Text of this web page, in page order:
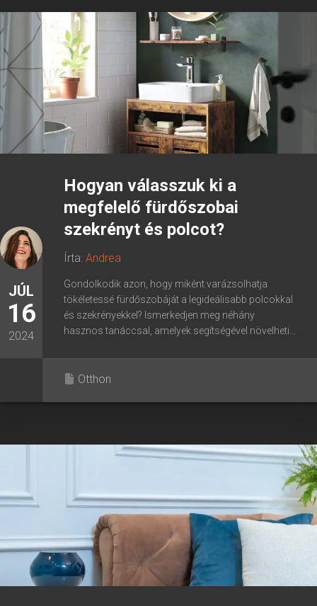
JÚL
16
2024
Hogyan válasszuk ki a
megfelelő fürdőszobai
szekrényt és polcot?
Írta: Andrea
Gondolkodik azon, hogy miként varázsolhatja
tökéletessé fürdőszobáját a legideálisabb polcokkal
és szekrényekkel? Ismerkedjen meg néhány
hasznos tanáccsal, amelyek segítségével növelheti...
Otthon